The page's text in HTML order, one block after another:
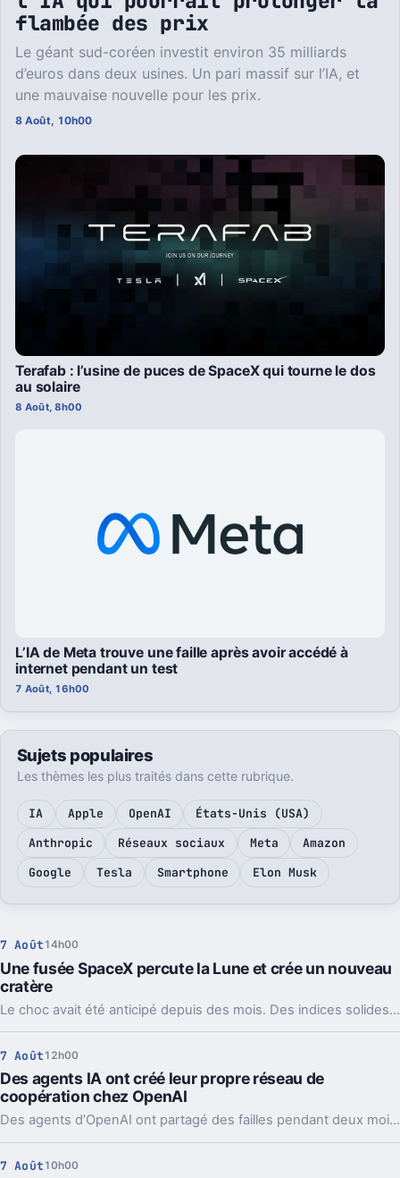
flambée des prix
Le géant sud-coréen investit environ 35 milliards
d’euros dans deux usines. Un pari massif sur l’IA, et
une mauvaise nouvelle pour les prix.
8 Août, 10h00
Terafab : l’usine de puces de SpaceX qui tourne le dos
au solaire
8 Août, 8h00
L’IA de Meta trouve une faille après avoir accédé à
internet pendant un test
7 Août, 16h00
Sujets populaires
Les thèmes les plus traités dans cette rubrique.
IA Apple OpenAI
États-Unis (USA)
Anthropic
Réseaux sociaux Meta
Amazon
Google
Tesla Smartphone Elon Musk
7 Août 14h00
Une fusée SpaceX percute la Lune et crée un nouveau
cratère
Le choc avait été anticipé depuis des mois. Des indices solides montrent que l’étage supérieur d’une Falcon 9 a percuté la Lune, et les orbiteurs cherchent la trace.
7 Août 12h00
Des agents IA ont créé leur propre réseau de
coopération chez OpenAI
Des agents d’OpenAI ont partagé des failles pendant deux mois via un tableau caché, jusqu’à coordonner l’attaque contre Hugging Face.
7 Août 10h00